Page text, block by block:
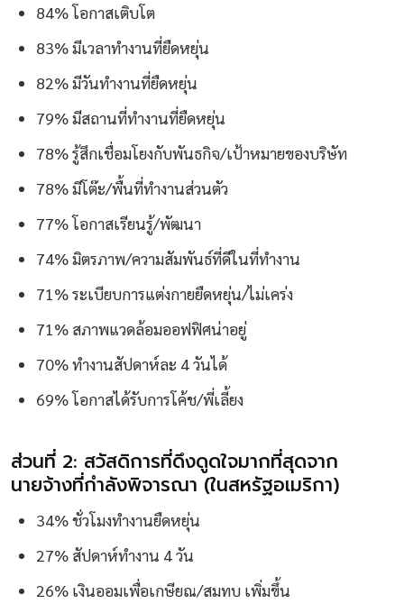
84% โอกาสเติบโต
83% มีเวลาทำงานที่ยืดหยุ่น
82% มีวันทำงานที่ยืดหยุ่น
79% มีสถานที่ทำงานที่ยืดหยุ่น
78% รู้สึกเชื่อมโยงกับพันธกิจ/เป้าหมายของบริษัท
78% มีโต๊ะ/พื้นที่ทำงานส่วนตัว
77% โอกาสเรียนรู้/พัฒนา
74% มิตรภาพ/ความสัมพันธ์ที่ดีในที่ทำงาน
71% ระเบียบการแต่งกายยืดหยุ่น/ไม่เคร่ง
71% สภาพแวดล้อมออฟฟิศน่าอยู่
70% ทำงานสัปดาห์ละ 4 วันได้
69% โอกาสได้รับการโค้ช/พี่เลี้ยง
ส่วนที่ 2: สวัสดิการที่ดึงดูดใจมากที่สุดจาก
นายจ้างที่กำลังพิจารณา (ในสหรัฐอเมริกา)
34% ชั่วโมงทำงานยืดหยุ่น
27% สัปดาห์ทำงาน 4 วัน
26% เงินออมเพื่อเกษียณ/สมทบ เพิ่มขึ้น